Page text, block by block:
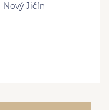
Nový Jičín